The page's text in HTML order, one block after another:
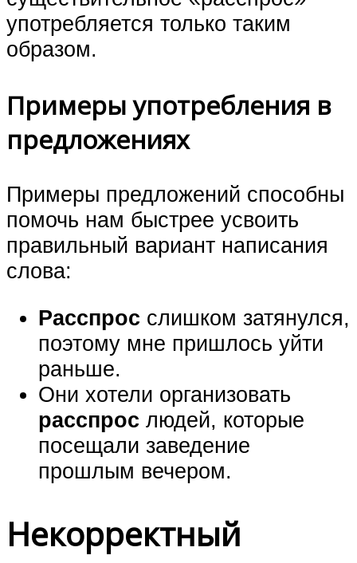
употребляется только таким
образом.
Примеры употребления в
предложениях
Примеры предложений способны
помочь нам быстрее усвоить
правильный вариант написания
слова:
Расспрос слишком затянулся,
поэтому мне пришлось уйти
раньше.
Они хотели организовать
расспрос людей, которые
посещали заведение
прошлым вечером.
Некорректный